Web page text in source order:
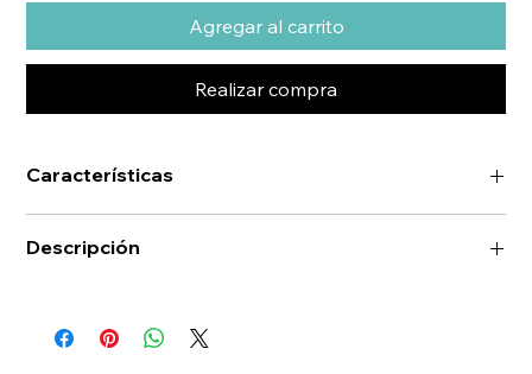
Agregar al carrito
Realizar compra
Características
Descripción